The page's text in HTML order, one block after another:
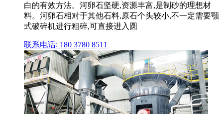
白的有效方法。河卵石坚硬,资源丰富,是制砂的理想材
料。河卵石相对于其他石料,原石个头较小,不一定需要颚
式破碎机进行粗碎,可直接进入圆
联系电话: 180 3780 8511